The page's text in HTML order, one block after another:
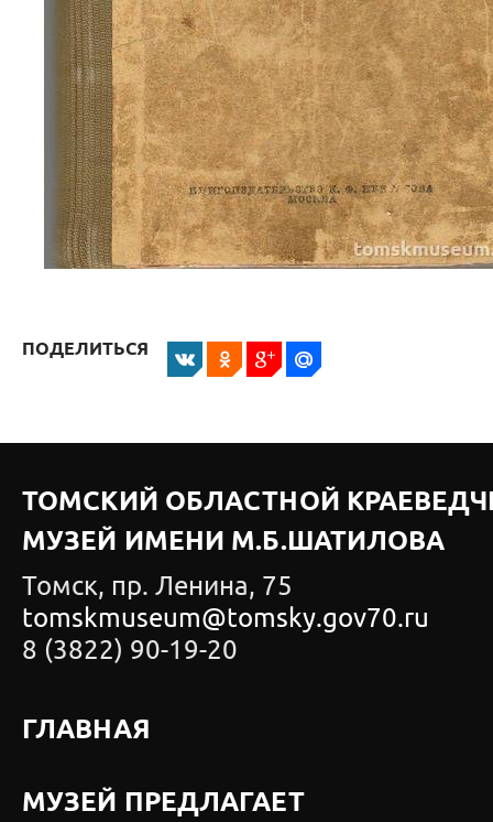
ПОДЕЛИТЬСЯ
ТОМСКИЙ ОБЛАСТНОЙ
МУЗЕЙ ИМЕНИ М.Б.ШАТИЛОВА
Томск, пр. Ленина, 75
tomskmuseum@tomsky.gov70.ru
8 (3822) 90-19-20
ГЛАВНАЯ
МУЗЕЙ ПРЕДЛАГАЕТ